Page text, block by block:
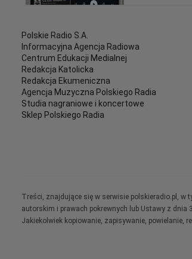
Polskie Radio S.A.
Informacyjna Agencja Radiowa
Centrum Edukacji Medialnej
Redakcja Katolicka
Redakcja Ekumeniczna
Agencja Muzyczna Polskiego Radia
Studia nagraniowe i koncertowe
Sklep Polskiego Radia
Treści, znajdujące się w serwisie polskieradio.pl, w
autorskim i prawach pokrewnych lub Ustawy z dnia
Jakiekolwiek kopiowanie, zapisywanie, powielanie,